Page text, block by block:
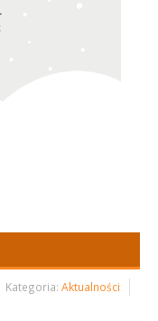
Kategoria: Aktualności